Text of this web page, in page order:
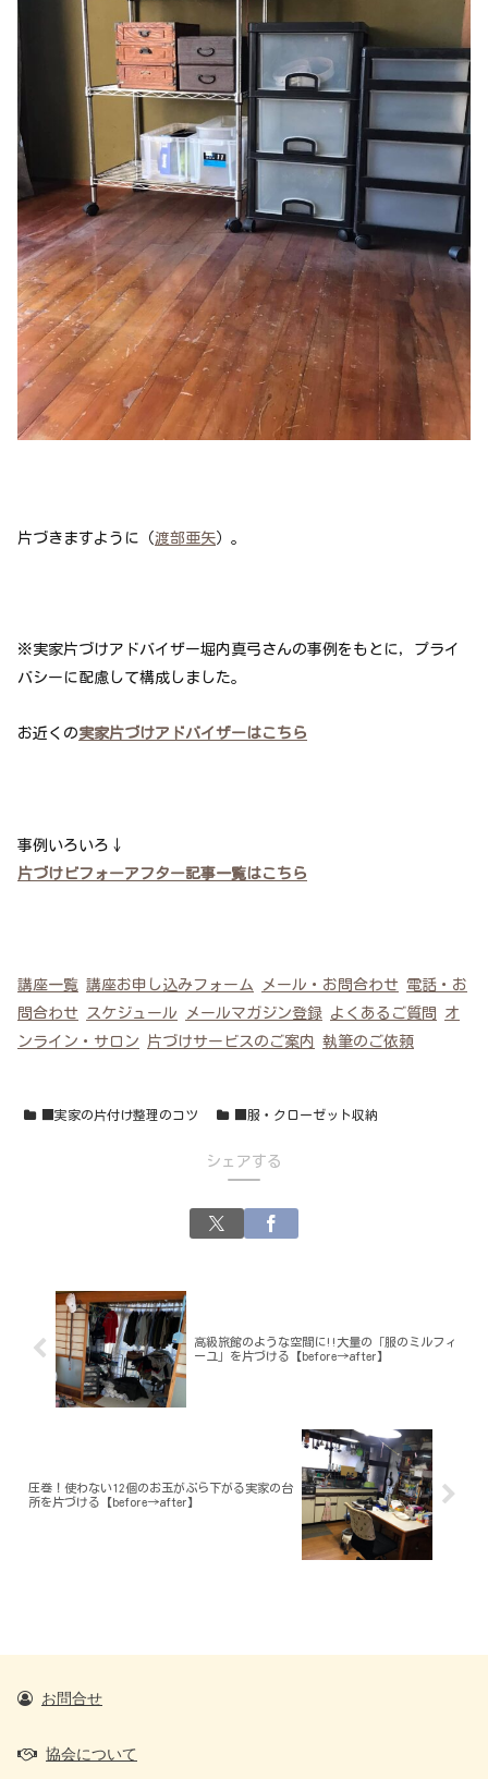
片づきますように（渡部亜矢）。
※実家片づけアドバイザー堀内真弓さんの事例をもとに，プライ
バシーに配慮して構成しました。
お近くの実家片づけアドバイザーはこちら
事例いろいろ↓
片づけビフォーアフター記事一覧はこちら
講座一覧 講座お申し込みフォーム メール・お問合わせ
電話・お
問合わせ
スケジュール メールマガジン登録 よくあるご質問
オ
ンライン・サロン
片づけサービスのご案内 執筆のご依頼
■実家の片付け整理のコツ ■服・クローゼット収納
シェアする
高級旅館のような空間に!!大量の「服のミルフィ
ーユ」を片づける【before→after】
圧巻！使わない12個のお玉がぶら下がる実家の台
所を片づける【before→after】
お問合せ
協会について